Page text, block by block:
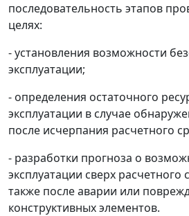
последовательность этапов
целях:
- установления возможности
эксплуатации;
- определения остаточного
эксплуатации в случае
после исчерпания расчетного
- разработки прогноза о
эксплуатации сверх расчетного
также после аварии или
конструктивных элементов.